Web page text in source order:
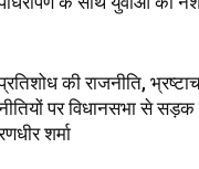
की राजनीति,
पर विधानसभा से
शर्मा